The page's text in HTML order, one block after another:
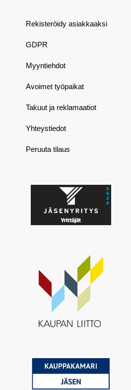
Rekisteröidy asiakkaaksi
GDPR
Myyntiehdot
Avoimet työpaikat
Takuut ja reklamaatiot
Yhteystiedot
Peruuta tilaus